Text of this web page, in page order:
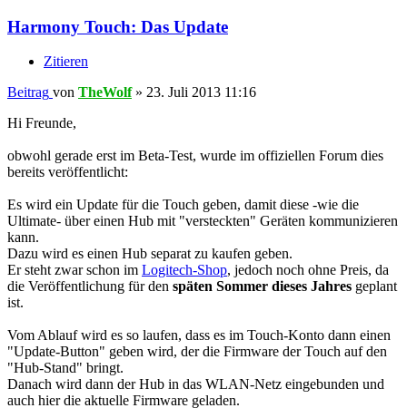
Harmony Touch: Das Update
Zitieren
Beitrag von TheWolf» 23. Juli 2013 11:16
Hi Freunde,
obwohl gerade erst im Beta-Test, wurde im offiziellen Forum dies
bereits veröffentlicht:
Es wird ein Update für die Touch geben, damit diese -wie die
Ultimate- über einen Hub mit "versteckten" Geräten kommunizieren
kann.
Dazu wird es einen Hub separat zu kaufen geben.
Er steht zwar schon im Logitech-Shop, jedoch noch ohne Preis, da
die Veröffentlichung für den späten Sommer dieses Jahres geplant
ist.
Vom Ablauf wird es so laufen, dass es im Touch-Konto dann einen
"Update-Button" geben wird, der die Firmware der Touch auf den
"Hub-Stand" bringt.
Danach wird dann der Hub in das WLAN-Netz eingebunden und
auch hier die aktuelle Firmware geladen.